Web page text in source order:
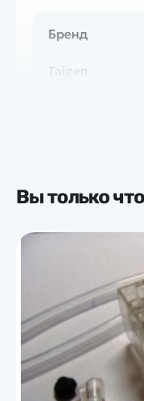
Бренд
Taigen
Вы только